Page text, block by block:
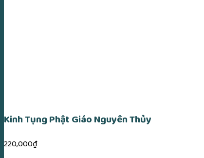
Kinh Tụng Phật Giáo Nguyên Thủy
220,000₫